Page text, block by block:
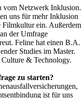
vom Netzwerk Inklusion.
uns für mehr Inklusion
Filmkultur ein. Außerdem
der Umfrage
Feline hat einen B.A.
Studies im Master.
& Technology.
zu starten?
ist für uns